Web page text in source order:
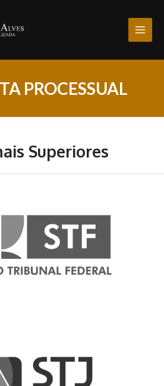
PROCESSUAL
Superiores